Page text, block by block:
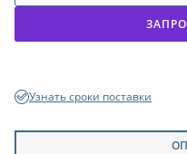
Узнать сроки поставки